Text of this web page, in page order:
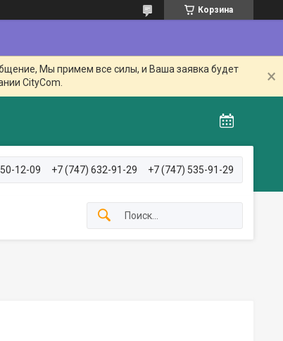
Корзина
Мы примем все силы, и Ваша заявка будет
CityCom.
12-09 +7 (747) 632-91-29 +7 (747) 535-91-29